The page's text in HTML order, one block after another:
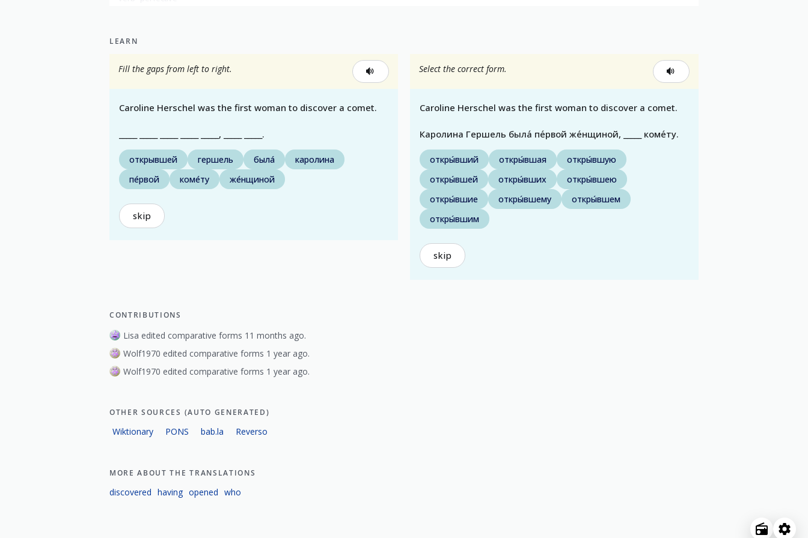
LEARN
Fill the gaps from left to right.
Caroline Herschel was the first woman to discover a comet.
_____ _____ _____ _____ _____, _____ _____.
открывшей гершель была́
каролина
пе́рвой
коме́ту же́нщиной
skip
Select the correct form.
Caroline Herschel was the first woman to discover a comet.
Каролина Гершель была́ пе́рвой же́нщиной, _____ коме́ту.
откры́вший откры́вшая
откры́вшую
откры́вшей
откры́вших
откры́вшею
откры́вшие
откры́вшему
откры́вшем
откры́вшим
skip
CONTRIBUTIONS
Lisa edited comparative forms 11 months ago.
Wolf1970 edited comparative forms 1 year ago.
Wolf1970 edited comparative forms 1 year ago.
OTHER SOURCES (AUTO GENERATED)
Wiktionary PONS bab.la Reverso
MORE ABOUT THE TRANSLATIONS
discovered having opened who